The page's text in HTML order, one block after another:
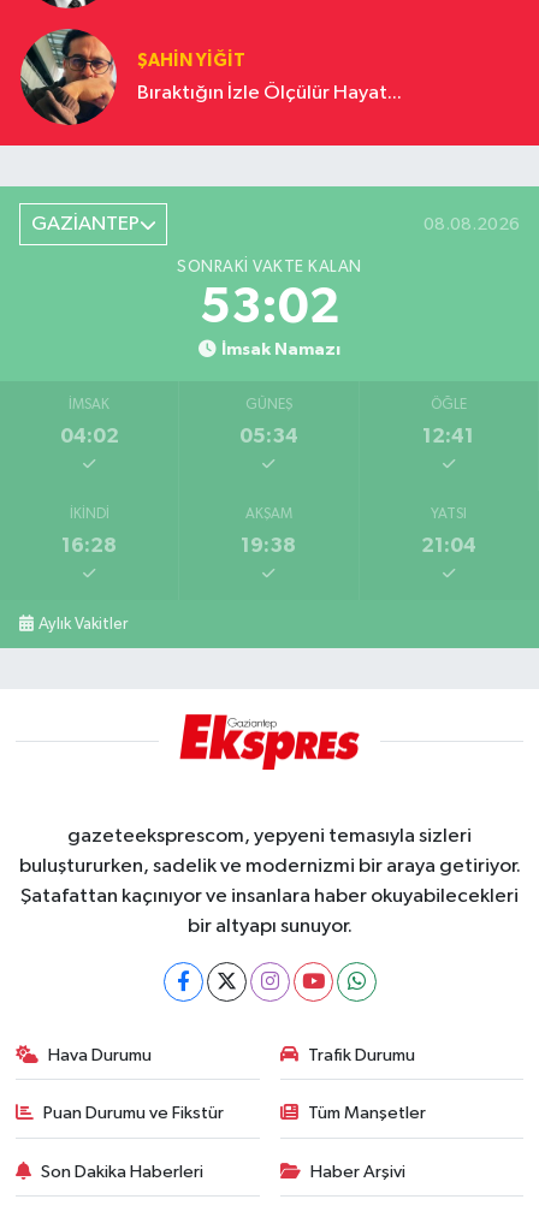
ŞAHIN YIĞIT
Bıraktığın İzle Ölçülür Hayat...
GAZİANTEP 08.08.2026
SONRAKI VAKTE KALAN
53:02
İmsak Namazı
İMSAK
04:02
GÜNEŞ
05:34
ÖĞLE
12:41
İKINDI
16:28
AKŞAM
19:38
YATSI
21:04
Aylık Vakitler
gazeteeksprescom, yepyeni temasıyla sizleri
buluştururken, sadelik ve modernizmi bir araya getiriyor.
Şatafattan kaçınıyor ve insanlara haber okuyabilecekleri
bir altyapı sunuyor.
Hava Durumu Trafik Durumu
Puan Durumu ve Fikstür Tüm Manşetler
Son Dakika Haberleri Haber Arşivi